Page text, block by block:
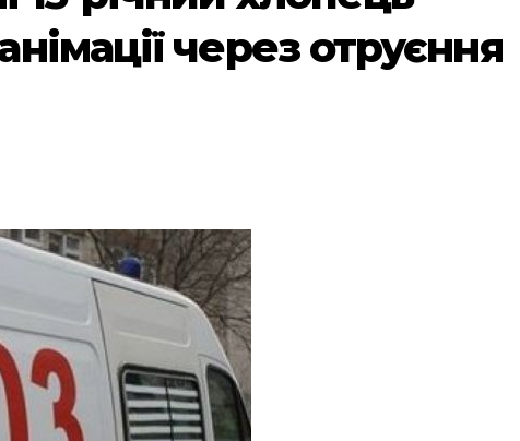
через отруєння